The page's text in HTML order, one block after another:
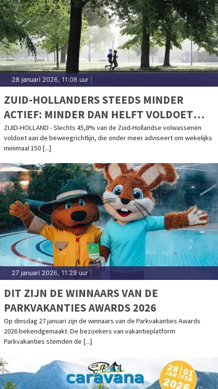
28 januari 2026, 11:08 uur
ZUID-HOLLANDERS STEEDS MINDER
ACTIEF: MINDER DAN HELFT VOLDOET
AAN BEWEEGRICHTLIJN
ZUID-HOLLAND - Slechts 45,8% van de Zuid-Hollandse volwassenen
voldoet aan de beweegrichtlijn, die onder meer adviseert om wekelijks
minimaal 150 [...]
27 januari 2026, 11:29 uur
DIT ZIJN DE WINNAARS VAN DE
PARKVAKANTIES AWARDS 2026
Op dinsdag 27 januari zijn de winnaars van de Parkvakanties Awards
2026 bekendgemaakt. De bezoekers van vakantieplatform
Parkvakanties stemden de [...]